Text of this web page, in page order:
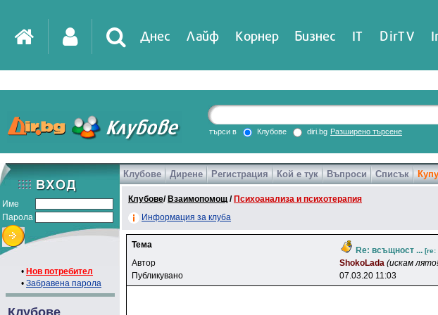
Днес Лайф Корнер Бизнес IT DirTV
търси в Клубове diri.bg Разширено търсене
Име
Парола
• Нов потребител
• Забравена парола
Клубове
Клубове Дирене Регистрация Кой е тук Въпроси Списък
Клубове/ Взаимопомощ / Психоанализа и психотерапия
Информация за клуба
Тема
Re: всъщност ... [re:
Автор ShokoLada (искам
Публикувано
07.03.20 11:03